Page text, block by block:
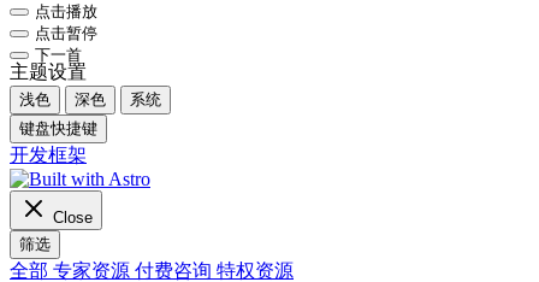
点击播放
点击暂停
下一首
主题设置
浅色 深色
系统
键盘快捷键
开发框架
Close
筛选
全部 专家资源 付费咨询 特权资源